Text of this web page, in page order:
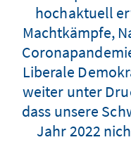
hochaktuell
Machtkämpfe,
Liberale
weiter unter
dass unsere
Jahr 2022